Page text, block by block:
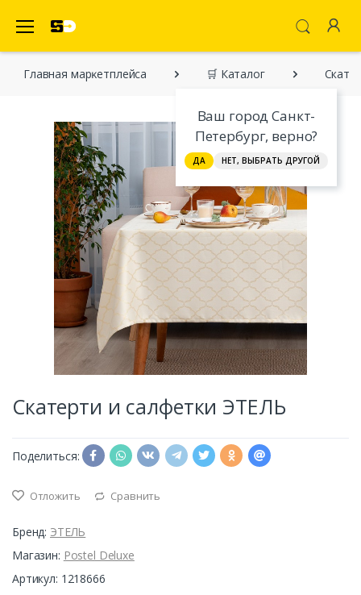
Ваш город Санкт-
Петербург, верно?
ДА НЕТ, ВЫБРАТЬ ДРУГОЙ
Главная марĸетплейса 🛒 Каталог
Скатерти и салфетки ЭТЕЛЬ
Поделиться:
Отложить Сравнить
Бренд: ЭТЕЛЬ
Магазин: Postel Deluxe
Артикул: 1218666